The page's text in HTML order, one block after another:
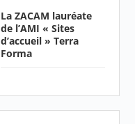
La ZACAM lauréate
de l’AMI « Sites
d’accueil » Terra
Forma